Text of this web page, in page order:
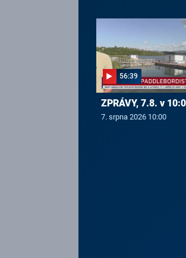
56:39
ZPRÁVY, 7.8. v
7. srpna 2026 10:00